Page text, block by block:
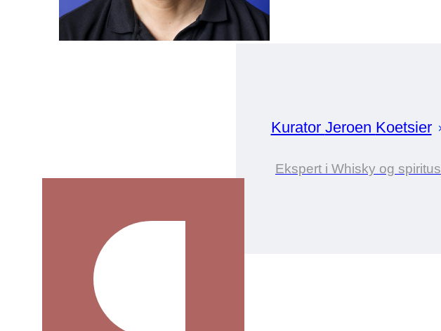
Kurator Jeroen Koetsier
Ekspert i Whisky og spiritus